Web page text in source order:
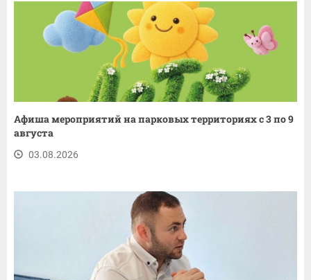
Афиша мероприятий на парковых территориях с 3 по 9
августа
03.08.2026